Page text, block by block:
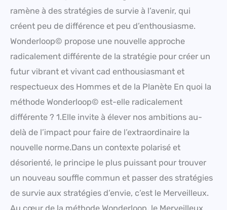
ramène à des stratégies de survie à l’avenir, qui
créent peu de différence et peu d’enthousiasme.
Wonderloop© propose une nouvelle approche
radicalement différente de la stratégie pour créer un
futur vibrant et vivant cad enthousiasmant et
respectueux des Hommes et de la Planète En quoi la
méthode Wonderloop© est-elle radicalement
différente ? 1.Elle invite à élever nos ambitions au-
delà de l’impact pour faire de l’extraordinaire la
nouvelle norme.Dans un contexte polarisé et
désorienté, le principe le plus puissant pour trouver
un nouveau souffle commun et passer des stratégies
de survie aux stratégies d’envie, c’est le Merveilleux.